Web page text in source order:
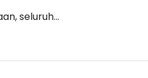
seluruh...